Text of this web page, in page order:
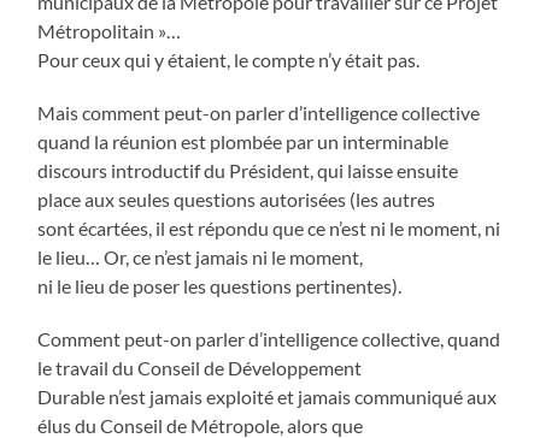
Métropolitain »…
Pour ceux qui y étaient, le compte n’y était pas.
Mais comment peut-on parler d’intelligence collective
quand la réunion est plombée par un interminable
discours introductif du Président, qui laisse ensuite
place aux seules questions autorisées (les autres
sont écartées, il est répondu que ce n’est ni le moment, ni
le lieu… Or, ce n’est jamais ni le moment,
ni le lieu de poser les questions pertinentes).
Comment peut-on parler d’intelligence collective, quand
le travail du Conseil de Développement
Durable n’est jamais exploité et jamais communiqué aux
élus du Conseil de Métropole, alors que